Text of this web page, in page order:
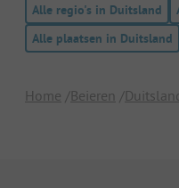
Alle regio's in Duitsland
Alle plaatsen in Duitsland
Home Beieren